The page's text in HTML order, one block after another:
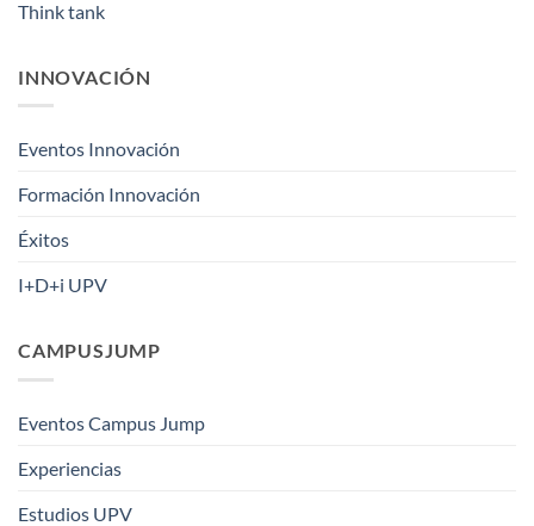
Think tank
INNOVACIÓN
Eventos Innovación
Formación Innovación
Éxitos
I+D+i UPV
CAMPUSJUMP
Eventos Campus Jump
Experiencias
Estudios UPV